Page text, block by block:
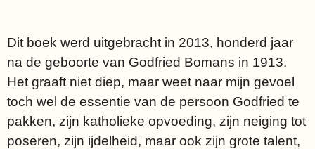
Dit boek werd uitgebracht in 2013, honderd jaar
na de geboorte van Godfried Bomans in 1913.
Het graaft niet diep, maar weet naar mijn gevoel
toch wel de essentie van de persoon Godfried te
pakken, zijn katholieke opvoeding, zijn neiging tot
poseren, zijn ijdelheid, maar ook zijn grote talent,